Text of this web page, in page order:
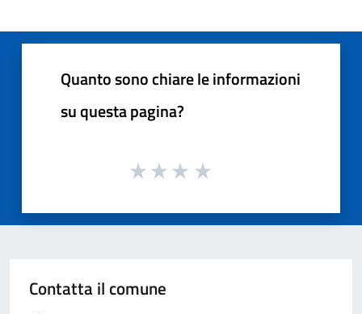
Quanto sono chiare le informazioni
su questa pagina?
Contatta il comune